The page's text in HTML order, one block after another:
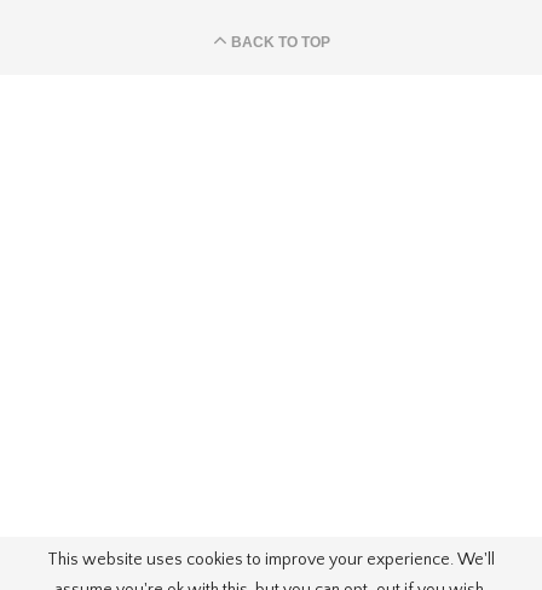
BACK TO TOP
This website uses cookies to improve your experience. We'll